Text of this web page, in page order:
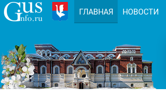
ГЛАВНАЯ НОВОСТИ